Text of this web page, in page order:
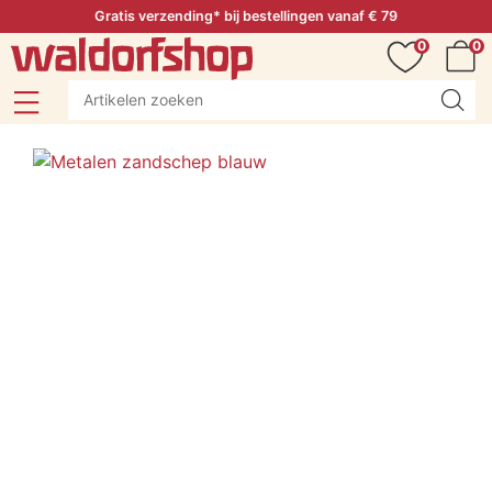
Gratis verzending* bij bestellingen vanaf € 79
0
0